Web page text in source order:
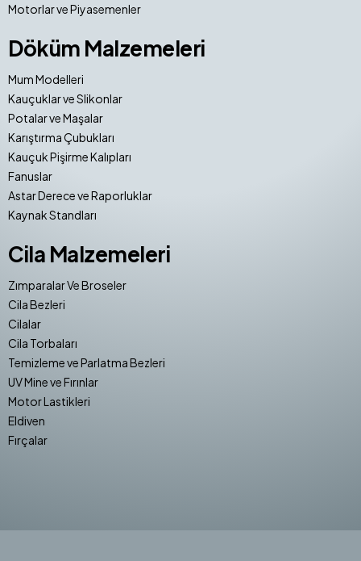
Motorlar ve Piyasemenler
Döküm Malzemeleri
Mum Modelleri
Kauçuklar ve Slikonlar
Potalar ve Maşalar
Karıştırma Çubukları
Kauçuk Pişirme Kalıpları
Fanuslar
Astar Derece ve Raporluklar
Kaynak Standları
Cila Malzemeleri
Zımparalar Ve Broseler
Cila Bezleri
Cilalar
Cila Torbaları
Temizleme ve Parlatma Bezleri
UV Mine ve Fırınlar
Motor Lastikleri
Eldiven
Fırçalar